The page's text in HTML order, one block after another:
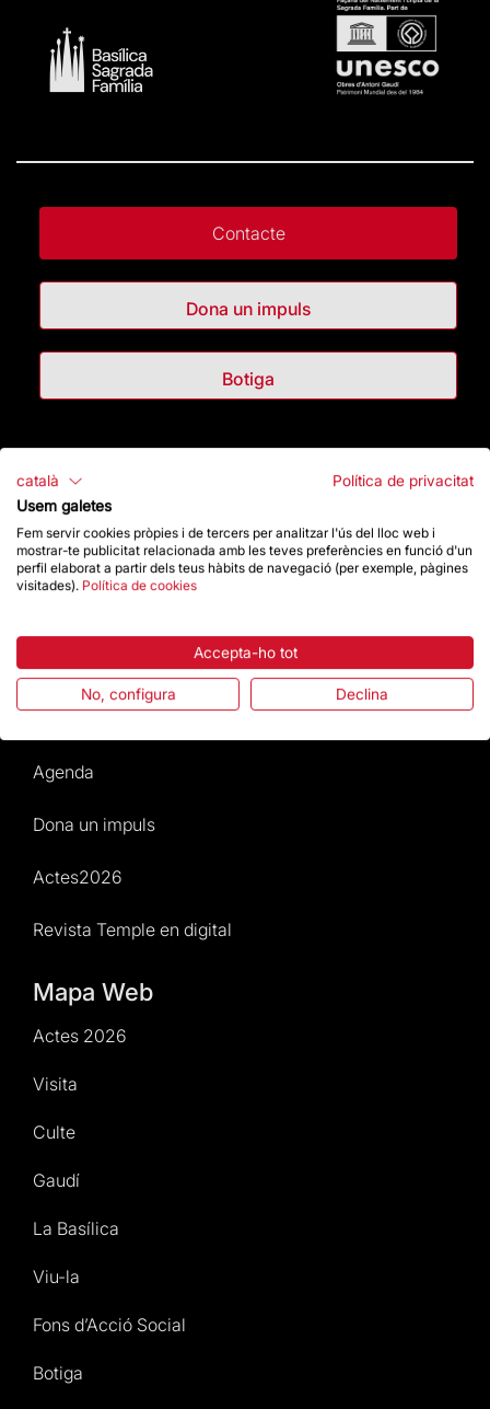
Contacte
Dona un impuls
Botiga
Destacats
La Fundació
Preguntes freqüents
Normativa i condicions de compra
Notícies i Actualitat
Agenda
Dona un impuls
Actes2026
Revista Temple en digital
Mapa Web
Actes 2026
Visita
Culte
Gaudí
La Basílica
Viu-la
Fons d’Acció Social
Botiga
català
Política de privacitat
Usem galetes
Fem servir cookies pròpies i de tercers per analitzar l'ús del lloc web i
mostrar-te publicitat relacionada amb les teves preferències en funció d'un
perfil elaborat a partir dels teus hàbits de navegació (per exemple, pàgines
visitades). Política de cookies
Accepta-ho tot
No, configura Declina